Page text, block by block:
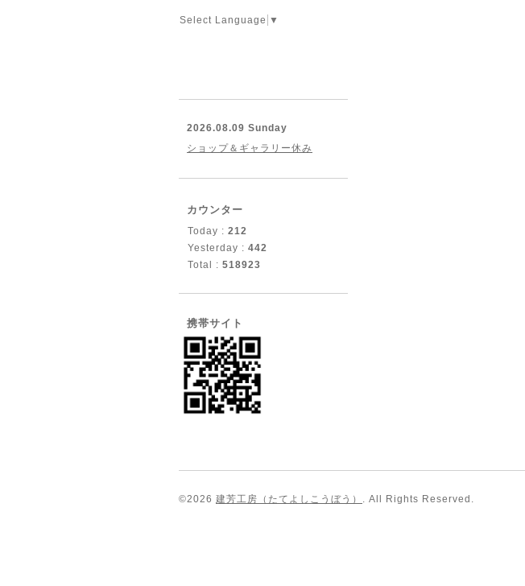
Select Language ▼
2026.08.09 Sunday
ショップ＆ギャラリー休み
カウンター
Today : 212
Yesterday : 442
Total : 518923
携帯サイト
©2026 建芳工房（たてよしこうぼう） . All Rights Reserved.